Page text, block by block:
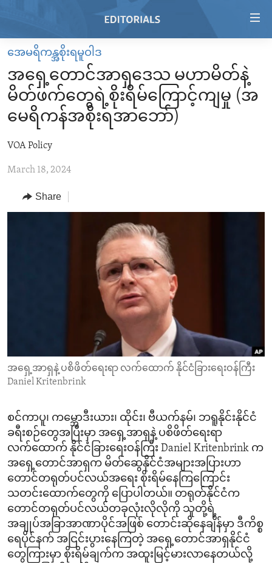
Skip
main
content
main
Navigation
Skip
Search
HOME
VIDEO
RADIO
REGIONS
AFRICA
AMERICAS
ASIA
TOPICS
HUMAN RIGHTS
SECURITY AND DEFENSE
DEMOCRACY AND GOVERNANCE
ECONOMY AND TRADE
ENVIRONMENT AND HEALTH
IDEALS AND INSTITUTIONS
ARCHIVE
ABOUT US
အေမရိကန္အစိုးရမူဝါဒ
အရှေ့တောင်အာရှဒေသ မဟာမိတ်နဲ့
မိတ်ဖက်တွေရဲ့စိုးရိမ်ကြောင့်ကျမှု (အ
မေရိကန်အစိုးရအာဘော်)
VOA Policy
March 18, 2024
Share
အရှေ့အာရှနဲ့ ပစိဖိတ်ရေးရာ လက်ထောက် နိုင်ငံခြားရေးဝန်ကြီး
Daniel Kritenbrink
စင်ကာပူ၊ ကမ္ဘောဒီးယား၊ ထိုင်း၊ ဗီယက်နမ်၊ ဘရူနိုင်းနိုင်ငံ
ခရီးစဉ်တွေအပြီးမှာ အရှေ့အာရှနဲ့ ပစိဖိတ်ရေးရာ
လက်ထောက် နိုင်ငံခြားရေးဝန်ကြီး Daniel Kritenbrink က
အရှေ့တောင်အာရှက မိတ်ဆွေနိုင်ငံအများအပြားဟာ
တောင်တရုတ်ပင်လယ်အရေး စိုးရိမ်နေကြကြောင်း
သတင်းထောက်တွေကို ပြောပါတယ်။ တရုတ်နိုင်ငံက
တောင်တရုတ်ပင်လယ်တခုလုံးလိုလိုကို သူတို့ရဲ့
အချုပ်အခြာအာဏာပိုင်အဖြစ် တောင်းဆိုနေချိန်မှာ ဒီကိစ္စ
ရေပိုင်နက် အငြင်းပွားနေကြတဲ့ အရှေ့တောင်အာရှနိုင်ငံ
တွေကြားမှာ စိုးရိမ်ချက်က အထူးမြင့်မားလာနေတယ်လို့